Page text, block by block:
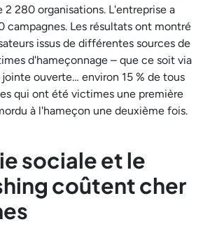
2 280 organisations. L'entreprise a
campagnes. Les résultats ont montré
issus de différentes sources de
d'hameçonnage – que ce soit via
ouverte… environ 15 % de tous
qui ont été victimes une première
à l'hameçon une deuxième fois.
sociale et le
coûtent cher